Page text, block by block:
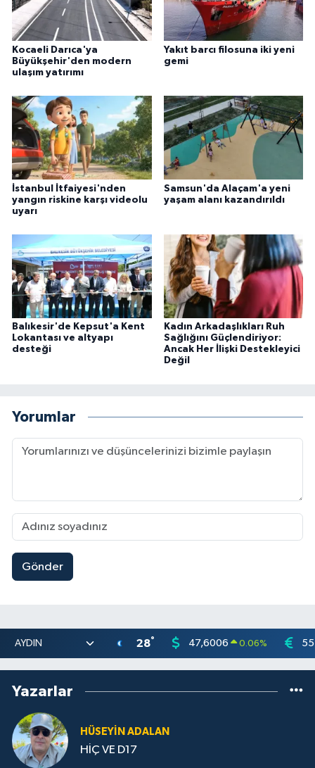
Kocaeli Darıca'ya
Büyükşehir'den modern
ulaşım yatırımı
Yakıt barcı filosuna iki yeni
gemi
İstanbul İtfaiyesi'nden
yangın riskine karşı videolu
uyarı
Samsun'da Alaçam'a yeni
yaşam alanı kazandırıldı
Balıkesir'de Kepsut'a Kent
Lokantası ve altyapı
desteği
Kadın Arkadaşlıkları Ruh
Sağlığını Güçlendiriyor:
Ancak Her İlişki Destekleyici
Değil
Yorumlar
Gönder
28° 47,6006 0.06%
Yazarlar
HÜSEYIN ADALAN
HİÇ VE D17